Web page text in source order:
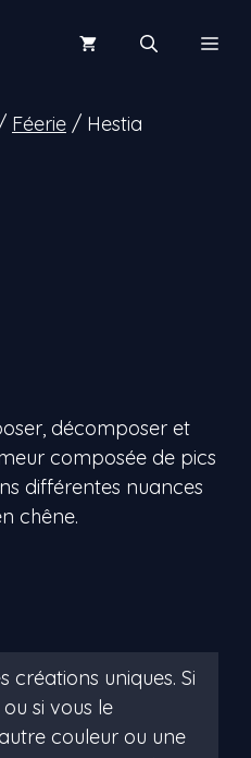
Féerie / Hestia
décomposer et
composée de pics
différentes nuances
chêne.